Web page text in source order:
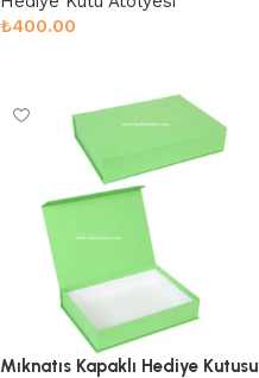
₺400.00
Mıknatıs Kapaklı Hediye Kutusu